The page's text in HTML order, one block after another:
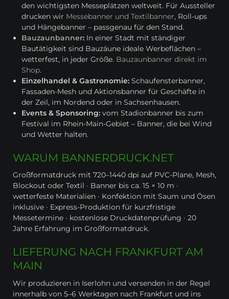
den wichtigsten Messeplätzen weltweit. Für Aussteller
drucken wir Messebanner und Textilbanner, Roll-ups
und Hängebanner – passgenau für den Stand.
Bauzaunbanner: In einer Stadt mit ständiger
Bautätigkeit sind Bauzäune ideale Werbeflächen –
wetterfest, in jeder Größe. Bauzaunbanner direkt im
Shop.
Einzelhandel & Gastronomie: Schaufensterbanner,
Fassaden-Mesh und Aktionsbanner für Geschäfte in
der Zeil, im Nordend oder in Sachsenhausen.
Events & Sponsoring: vom Stadionbanner bis zum
Festival im Rhein-Main-Gebiet – Banner, die bei Wind
und Wetter halten.
WARUM BANNERDRUCK.NET
Großformatdruck mit 720–1440 dpi auf PVC-Plane, Mesh,
Blockout oder Textil · Banner bis ca. 15 × 10 m ·
wetterfeste Materialien · Konfektion mit Saum und Ösen
inklusive · Express-Produktion für kurzfristige
Messetermine · kostenlose Druckdatenprüfung · 20
Jahre Erfahrung im Großformatdruck.
LIEFERUNG NACH FRANKFURT AM
MAIN
Wir produzieren in Iserlohn und versenden in der Regel
innerhalb von 5–6 Werktagen nach Frankfurt und ins